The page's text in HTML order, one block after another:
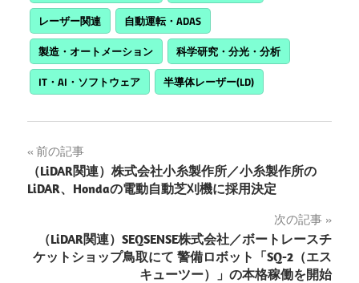
レーザー関連
自動運転・ADAS
製造・オートメーション
科学研究・分光・分析
IT・AI・ソフトウェア
半導体レーザー(LD)
投
稿
ビ
前の記事
（LiDAR関連）株式会社小糸製作所／小糸製作所の
LiDAR、Hondaの電動自動芝刈機に採用決定
次の記事
（LiDAR関連）SEQSENSE株式会社／ボートレースチ
ケットショップ鳥取にて 警備ロボット「SQ-2（エス
キューツー）」の本格稼働を開始